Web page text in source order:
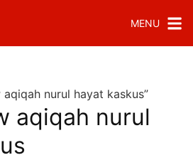
MENU
nurul hayat kaskus”
aqiqah nurul